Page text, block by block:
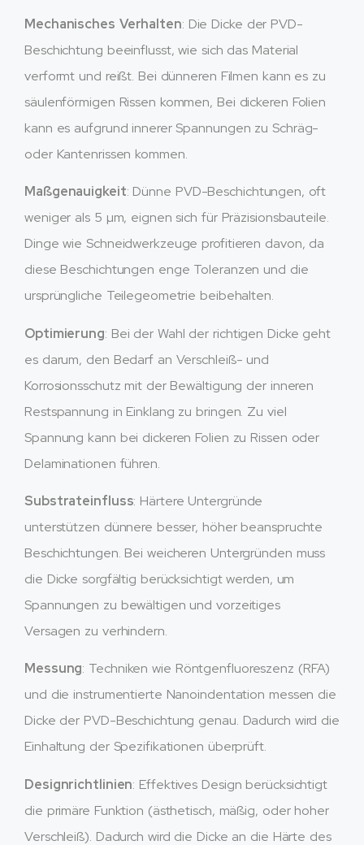
Mechanisches Verhalten: Die Dicke der PVD-
Beschichtung beeinflusst, wie sich das Material
verformt und reißt. Bei dünneren Filmen kann es zu
säulenförmigen Rissen kommen, Bei dickeren Folien
kann es aufgrund innerer Spannungen zu Schräg-
oder Kantenrissen kommen.
Maßgenauigkeit: Dünne PVD-Beschichtungen, oft
weniger als 5 µm, eignen sich für Präzisionsbauteile.
Dinge wie Schneidwerkzeuge profitieren davon, da
diese Beschichtungen enge Toleranzen und die
ursprüngliche Teilegeometrie beibehalten.
Optimierung: Bei der Wahl der richtigen Dicke geht
es darum, den Bedarf an Verschleiß- und
Korrosionsschutz mit der Bewältigung der inneren
Restspannung in Einklang zu bringen. Zu viel
Spannung kann bei dickeren Folien zu Rissen oder
Delaminationen führen.
Substrateinfluss: Härtere Untergründe
unterstützen dünnere besser, höher beanspruchte
Beschichtungen. Bei weicheren Untergründen muss
die Dicke sorgfältig berücksichtigt werden, um
Spannungen zu bewältigen und vorzeitiges
Versagen zu verhindern.
Messung: Techniken wie Röntgenfluoreszenz (RFA)
und die instrumentierte Nanoindentation messen die
Dicke der PVD-Beschichtung genau. Dadurch wird die
Einhaltung der Spezifikationen überprüft.
Designrichtlinien: Effektives Design berücksichtigt
die primäre Funktion (ästhetisch, mäßig, oder hoher
Verschleiß). Dadurch wird die Dicke an die Härte des